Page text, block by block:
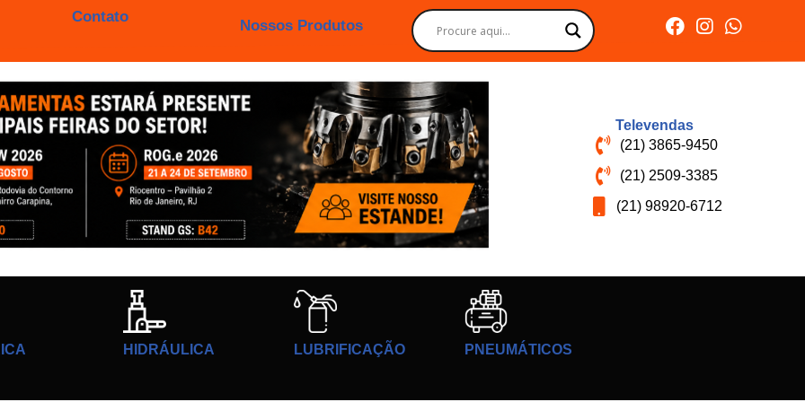
Contato
Nossos Produtos
Televendas
(21) 3865-9450
(21) 2509-3385
(21) 98920-6712
HIDRÁULICA LUBRIFICAÇÃO PNEUMÁTICOS